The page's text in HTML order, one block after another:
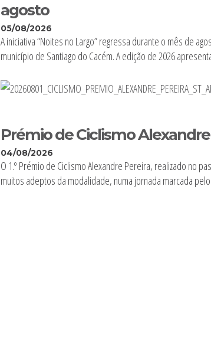
agosto
05/08/2026
A iniciativa “Noites no Largo” regressa durante o mês de
município de Santiago do Cacém. A edição de 2026
Prémio de Ciclismo
04/08/2026
O 1.º Prémio de Ciclismo Alexandre Pereira, realizado no
muitos adeptos da modalidade, numa jornada marcada